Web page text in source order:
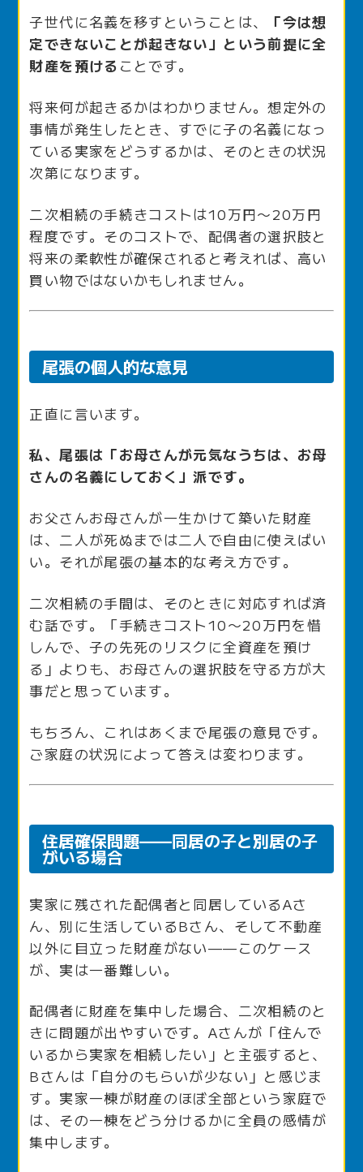
子世代に名義を移すということは、
「今は想
定できないことが起きない」という前提に全
財産を預ける ことです。
将来何が起きるかはわかりません。想定外の
事情が発生したとき、すでに子の名義になっ
ている実家をどうするかは、そのときの状況
次第になります。
二次相続の手続きコストは10万円〜20万円
程度です。そのコストで、配偶者の選択肢と
将来の柔軟性が確保されると考えれば、高い
買い物ではないかもしれません。
尾張の個人的な意見
正直に言います。
私、尾張は「お母さんが元気なうちは、お母
さんの名義にしておく」派です。
お父さんお母さんが一生かけて築いた財産
は、二人が死ぬまでは二人で自由に使えばい
い。それが尾張の基本的な考え方です。
二次相続の手間は、そのときに対応すれば済
む話です。「手続きコスト10〜20万円を惜
しんで、子の先死のリスクに全資産を預け
る」よりも、お母さんの選択肢を守る方が大
事だと思っています。
もちろん、これはあくまで尾張の意見です。
ご家庭の状況によって答えは変わります。
住居確保問題——同居の子と別居の子
がいる場合
実家に残された配偶者と同居しているAさ
ん、別に生活しているBさん、そして不動産
以外に目立った財産がない——このケース
が、実は一番難しい。
配偶者に財産を集中した場合、二次相続のと
きに問題が出やすいです。Aさんが「住んで
いるから実家を相続したい」と主張すると、
Bさんは「自分のもらいが少ない」と感じま
す。実家一棟が財産のほぼ全部という家庭で
は、その一棟をどう分けるかに全員の感情が
集中します。